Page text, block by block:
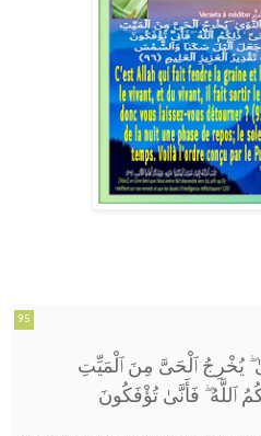
95
ۖ يُخْرِجُ ٱلْحَىَّ مِنَ ٱلْمَيِّتِ
ٱللَّهُۖ فَأَنَّىٰ تُؤْفَكُونَ